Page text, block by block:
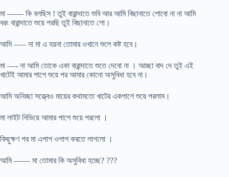
মা —— কি বলছিস ! তুই বারান্দাতে শুবি আর আমি বিছানাতে শোবো না না আমি
বরং বারান্দাতে শুয়ে পরছি তুই বিছানাতে শো।
আমি —– না মা এ হয়না তোমার ওখানে শুলে কষ্ট হবে।
মা —- না আমি তোকে একা বারান্দাতে শুতে দেবো না । আচ্ছা বাদ দে তুই এই
খাটেই আমার পাশে শুয়ে পর আমার কোনো অসুবিধা হবে না।
আমি অনিচ্ছা সত্ত্বেও মায়ের কথামতো খাটের একপাশে শুয়ে পরলাম।
মা লাইট নিভিয়ে আমার পাশে শুয়ে পরলো ।
কিছুক্ষণ পর মা এপাশ ওপাশ করতে লাগলো ।
আমি —— মা তোমার কি অসুবিধা হচ্ছে? ???